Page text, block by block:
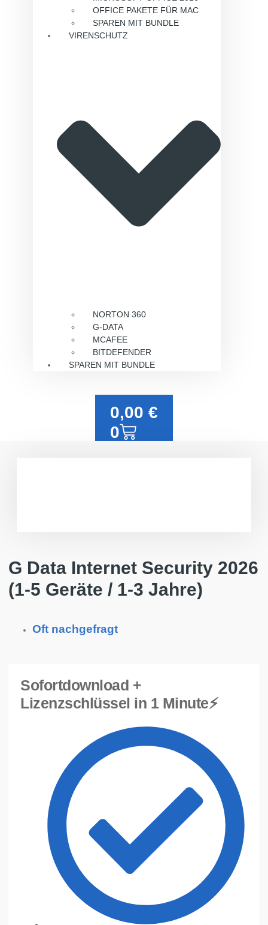
OFFICE PAKETE FÜR MAC
SPAREN MIT BUNDLE
VIRENSCHUTZ
NORTON 360
G-DATA
MCAFEE
BITDEFENDER
SPAREN MIT BUNDLE
0,00 €
0
G Data Internet Security 2026
(1-5 Geräte / 1-3 Jahre)
Oft nachgefragt
Sofortdownload +
Lizenzschlüssel in 1 Minute⚡